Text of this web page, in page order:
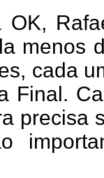
OK,
menos
cada
Final.
precisa